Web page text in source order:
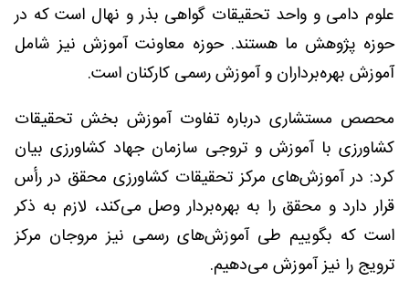
علوم دامی و واحد تحقیقات گواهی بذر و نهال است که در
حوزه پژوهش ما هستند. حوزه معاونت آموزش نیز شامل
آموزش بهره‌برداران و آموزش رسمی کارکنان است.
محصص مستشاری درباره تفاوت آموزش بخش تحقیقات
کشاورزی با آموزش و تروجی سازمان جهاد کشاورزی بیان
کرد: در آموزش‌های مرکز تحقیقات کشاورزی محقق در رأس
قرار دارد و محقق را به بهره‌بردار وصل می‌کند، لازم به ذکر
است که بگوییم طی آموزش‌های رسمی نیز مروجان مرکز
ترویج را نیز آموزش می‌دهیم.